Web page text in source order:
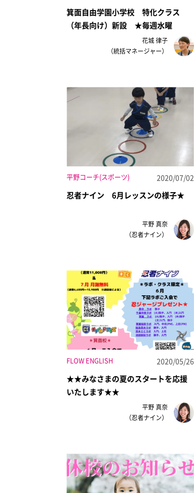
箕面自由学園小学校 特化クラス
（年長向け）新設 ★毎週水曜
花城 律子
（統括マネージャー）
平野コーチ(スポーツ) 2020/07/02
忍者ナイン 6月レッスンの様子★
平野 真奈
（忍者ナイン）
FLOW ENGLISH 2020/05/26
★★みなさまの夏のスタートを応援
いたします★★
平野 真奈
（忍者ナイン）